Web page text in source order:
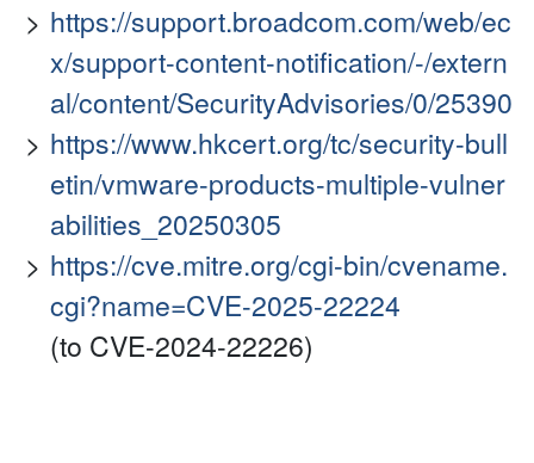
https://support.broadcom.com/web/ec
x/support-content-notification/-/extern
al/content/SecurityAdvisories/0/25390
https://www.hkcert.org/tc/security-bull
etin/vmware-products-multiple-vulner
abilities_20250305
https://cve.mitre.org/cgi-bin/cvename.
cgi?name=CVE-2025-22224
(to CVE-2024-22226)